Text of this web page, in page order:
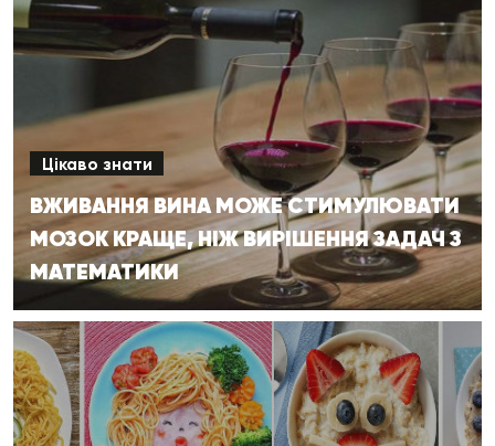
Цікаво знати
ВЖИВАННЯ ВИНА МОЖЕ СТИМУЛЮВАТИ
МОЗОК КРАЩЕ, НІЖ ВИРІШЕННЯ ЗАДАЧ З
МАТЕМАТИКИ